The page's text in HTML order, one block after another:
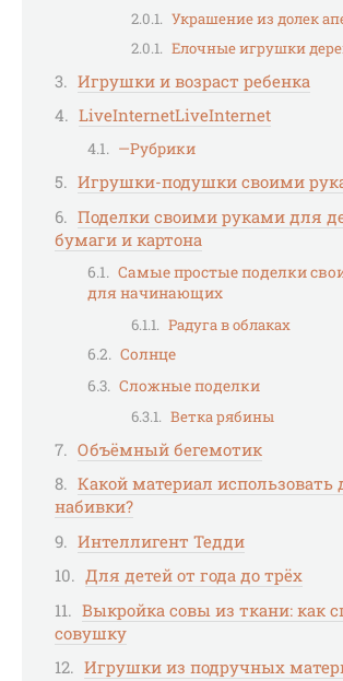
Украшение из долек
Елочные игрушки
Игрушки и возраст ребенка
LiveInternetLiveInternet
—Рубрики
Игрушки-подушки своими
Поделки своими руками для
бумаги и картона
Самые простые поделки
для начинающих
Радуга в облаках
Солнце
Сложные поделки
Ветка рябины
Объёмный бегемотик
Какой материал использовать
набивки?
Интеллигент Тедди
Для детей от года до трёх
Выкройка совы из ткани: как
совушку
Игрушки из подручных